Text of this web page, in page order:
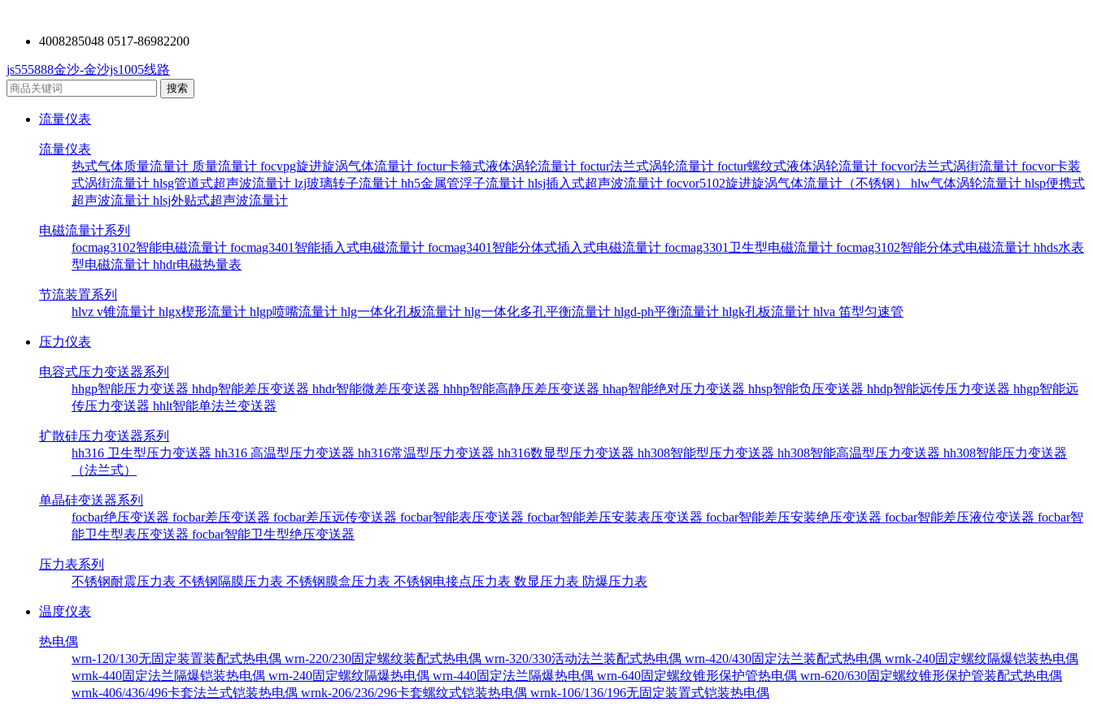
4008285048 0517-86982200
js555888金沙-金沙js1005线路
流量仪表
流量仪表
热式气体质量流量计 质量流量计 focvpg旋进旋涡气体流量计 foctur卡箍式液体涡轮流量计 foctur法兰式涡轮流量计 foctur螺纹式液体涡轮流量计 focvor法兰式涡街流量计 focvor卡装
式涡街流量计 hlsg管道式超声波流量计 lzj玻璃转子流量计 hh5金属管浮子流量计 hlsj插入式超声波流量计 focvor5102旋进旋涡气体流量计（不锈钢） hlw气体涡轮流量计 hlsp便携式
超声波流量计 hlsj外贴式超声波流量计
电磁流量计系列
focmag3102智能电磁流量计 focmag3401智能插入式电磁流量计 focmag3401智能分体式插入式电磁流量计 focmag3301卫生型电磁流量计 focmag3102智能分体式电磁流量计 hhds水表
型电磁流量计 hhdr电磁热量表
节流装置系列
hlvz v锥流量计 hlgx楔形流量计 hlgp喷嘴流量计 hlg一体化孔板流量计 hlg一体化多孔平衡流量计 hlgd-ph平衡流量计 hlgk孔板流量计 hlva 笛型匀速管
压力仪表
电容式压力变送器系列
hhgp智能压力变送器 hhdp智能差压变送器 hhdr智能微差压变送器 hhhp智能高静压差压变送器 hhap智能绝对压力变送器 hhsp智能负压变送器 hhdp智能远传压力变送器 hhgp智能远
传压力变送器 hhlt智能单法兰变送器
扩散硅压力变送器系列
hh316 卫生型压力变送器 hh316 高温型压力变送器 hh316常温型压力变送器 hh316数显型压力变送器 hh308智能型压力变送器 hh308智能高温型压力变送器 hh308智能压力变送器
（法兰式）
单晶硅变送器系列
focbar绝压变送器 focbar差压变送器 focbar差压远传变送器 focbar智能表压变送器 focbar智能差压安装表压变送器 focbar智能差压安装绝压变送器 focbar智能差压液位变送器 focbar智
能卫生型表压变送器 focbar智能卫生型绝压变送器
压力表系列
不锈钢耐震压力表 不锈钢隔膜压力表 不锈钢膜盒压力表 不锈钢电接点压力表 数显压力表 防爆压力表
温度仪表
热电偶
wrn-120/130无固定装置装配式热电偶 wrn-220/230固定螺纹装配式热电偶 wrn-320/330活动法兰装配式热电偶 wrn-420/430固定法兰装配式热电偶 wrnk-240固定螺纹隔爆铠装热电偶
wrnk-440固定法兰隔爆铠装热电偶 wrn-240固定螺纹隔爆热电偶 wrn-440固定法兰隔爆热电偶 wrn-640固定螺纹锥形保护管热电偶 wrn-620/630固定螺纹锥形保护管装配式热电偶
wrnk-406/436/496卡套法兰式铠装热电偶 wrnk-206/236/296卡套螺纹式铠装热电偶 wrnk-106/136/196无固定装置式铠装热电偶